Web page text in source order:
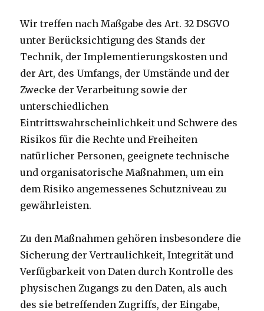
Wir treffen nach Maßgabe des Art. 32 DSGVO
unter Berücksichtigung des Stands der
Technik, der Implementierungskosten und
der Art, des Umfangs, der Umstände und der
Zwecke der Verarbeitung sowie der
unterschiedlichen
Eintrittswahrscheinlichkeit und Schwere des
Risikos für die Rechte und Freiheiten
natürlicher Personen, geeignete technische
und organisatorische Maßnahmen, um ein
dem Risiko angemessenes Schutzniveau zu
gewährleisten.
Zu den Maßnahmen gehören insbesondere die
Sicherung der Vertraulichkeit, Integrität und
Verfügbarkeit von Daten durch Kontrolle des
physischen Zugangs zu den Daten, als auch
des sie betreffenden Zugriffs, der Eingabe,